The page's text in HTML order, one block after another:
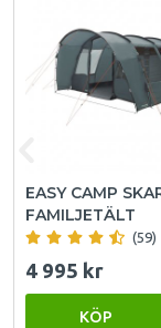
EASY CAMP
FAMILJETÄLT
(59)
4 995 kr
KÖP